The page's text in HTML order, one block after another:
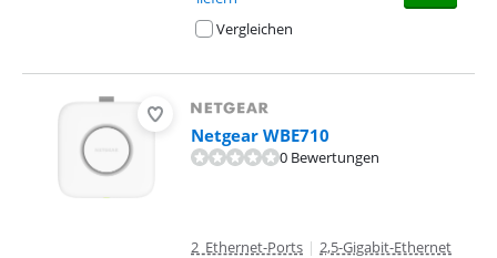
Vergleichen
Netgear WBE710
0 Bewertungen
2 Ethernet-Ports | 2,5-Gigabit-Ethernet